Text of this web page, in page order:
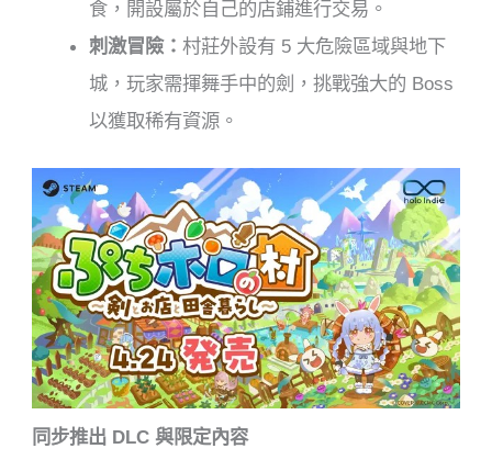
食，開設屬於自己的店鋪進行交易。
刺激冒險：村莊外設有 5 大危險區域與地下
城，玩家需揮舞手中的劍，挑戰強大的 Boss
以獲取稀有資源。
同步推出 DLC 與限定內容